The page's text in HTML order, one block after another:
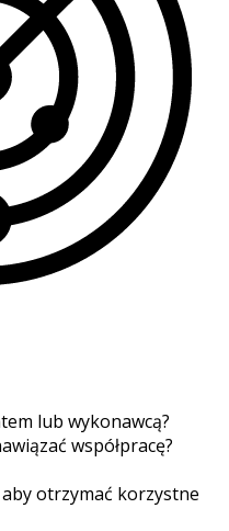
lub wykonawcą?
współpracę?
otrzymać korzystne